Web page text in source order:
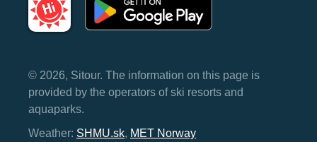
© 2026, Sitour. The information on this page is
provided by the operators of ski resorts and
aquaparks.
Weather: SHMU.sk, MET Norway